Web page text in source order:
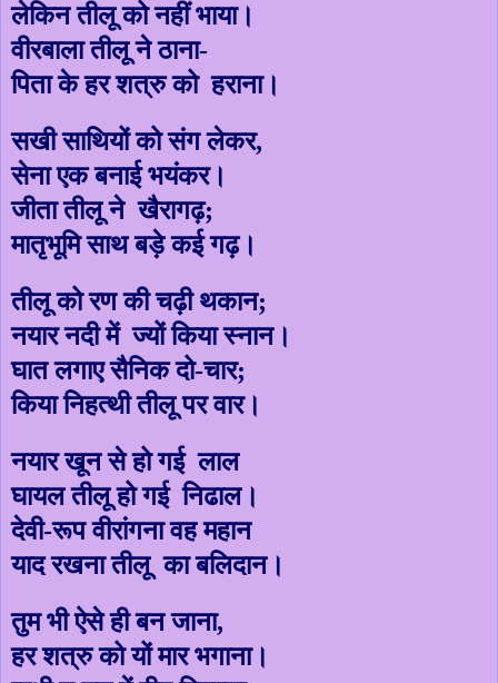
लेकिन तीलू को नहीं भाया।
वीरबाला तीलू ने ठाना-
पिता के हर शत्रु को हराना।
सखी साथियों को संग लेकर,
सेना एक बनाई भयंकर।
जीता तीलू ने खैरागढ़;
मातृभूमि साथ बड़े कई गढ़।
तीलू को रण की चढ़ी थकान;
नयार नदी में ज्यों किया स्नान।
घात लगाए सैनिक दो-चार;
किया निहत्थी तीलू पर वार।
नयार खून से हो गई लाल
घायल तीलू हो गई निढाल।
देवी-रूप वीरांगना वह महान
याद रखना तीलू का बलिदान।
तुम भी ऐसे ही बन जाना,
हर शत्रु को यों मार भगाना।